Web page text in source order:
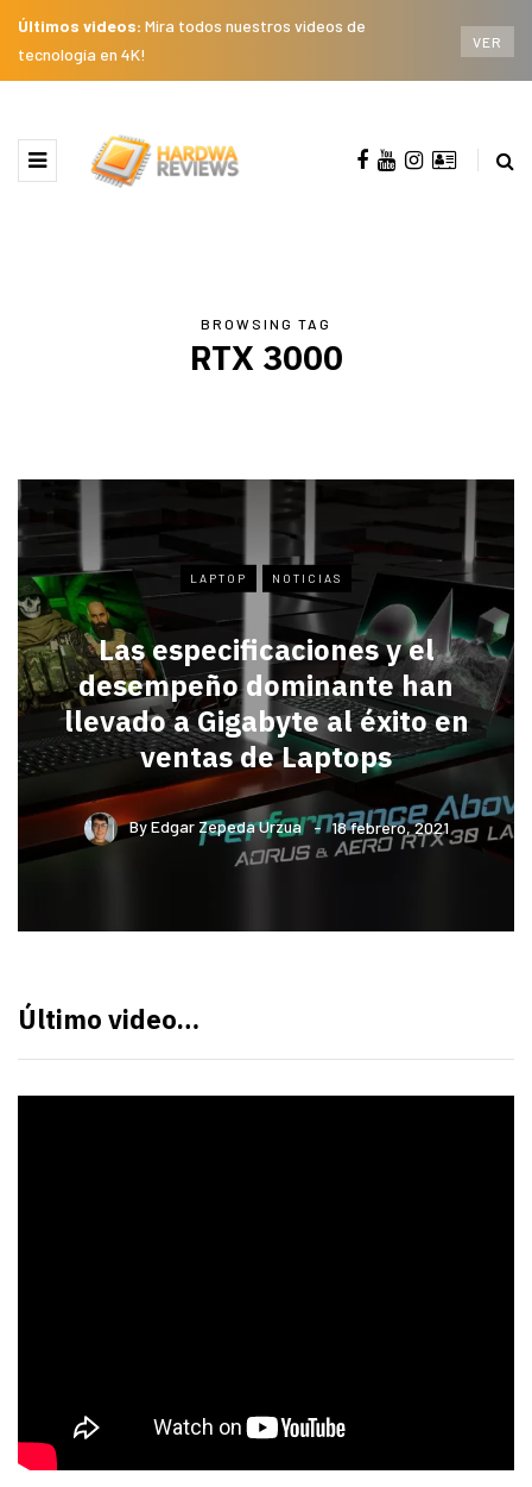
Últimos videos: Mira todos nuestros videos de
tecnología en 4K!
VER
BROWSING TAG
RTX 3000
LAPTOP NOTICIAS
Las especificaciones y el
desempeño dominante han
llevado a Gigabyte al éxito en
ventas de Laptops
ByEdgar Zepeda Urzua 18 febrero, 2021
Último video…